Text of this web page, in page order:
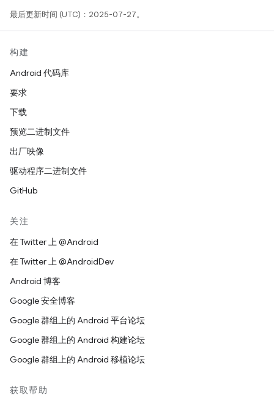
最后更新时间 (UTC)：2025-07-27。
构建
Android 代码库
要求
下载
预览二进制文件
出厂映像
驱动程序二进制文件
GitHub
关注
在 Twitter 上 @Android
在 Twitter 上 @AndroidDev
Android 博客
Google 安全博客
Google 群组上的 Android 平台论坛
Google 群组上的 Android 构建论坛
Google 群组上的 Android 移植论坛
获取帮助